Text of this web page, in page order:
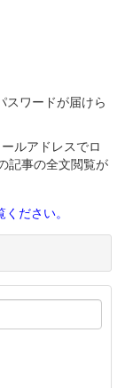
スワードが届けら
ルアドレスでロ
記事の全文閲覧が
ださい。